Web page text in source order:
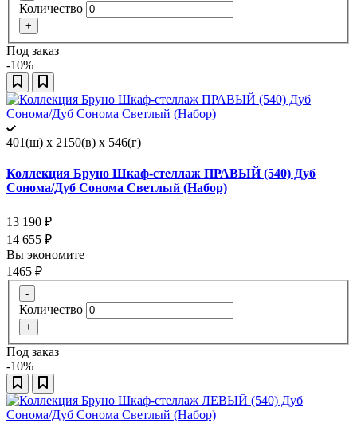
Количество
+
Под заказ
-10%
401(ш) x 2150(в) x 546(г)
Коллекция Бруно Шкаф-стеллаж ПРАВЫЙ (540) Дуб
Сонома/Дуб Сонома Светлый (Набор)
13 190 ₽
14 655 ₽
Вы экономите
1465 ₽
-
Количество
+
Под заказ
-10%